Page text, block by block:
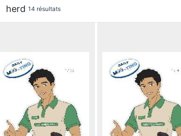
herd 14 résultats